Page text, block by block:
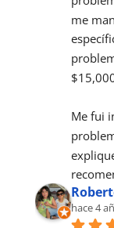
me
Me fui
hace 4